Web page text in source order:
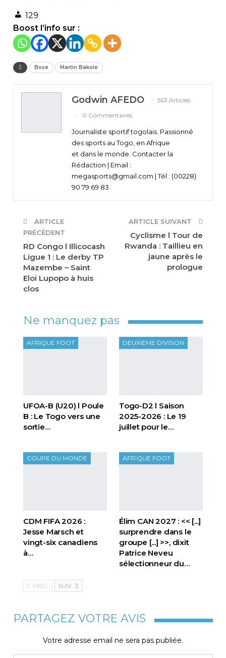
129
Boost l’info sur :
Boxe Martin Bakole
Godwin AFEDO
563 Articles
0 Commentaires
Journaliste sportif togolais. Passionné
des sports au Togo, en Afrique
et dans le monde. Contacter la
Rédaction | Email :
megasports@gmail.com | Tél : (00228)
90 79 69 83
ARTICLE
PRÉCÉDENT
RD Congo l Illicocash
Ligue 1 : Le derby TP
Mazembe – Saint
Eloi Lupopo à huis
clos
ARTICLE SUIVANT
Cyclisme l Tour de
Rwanda : Taillieu en
jaune après le
prologue
Ne manquez pas
AFRIQUE FOOT
UFOA-B (U20) l Poule
B : Le Togo vers une
sortie…
DEUXIEME DIVISION
Togo-D2 l Saison
2025-2026 : Le 19
juillet pour le…
COUPE DU MONDE
CDM FIFA 2026 :
Jesse Marsch et
vingt-six canadiens
à…
AFRIQUE FOOT
Élim CAN 2027 : << [...]
surprendre dans le
groupe [...] >>, dixit
Patrice Neveu
sélectionneur du…
PRÉC. SUIV.
PARTAGEZ VOTRE AVIS
Votre adresse email ne sera pas publiée.